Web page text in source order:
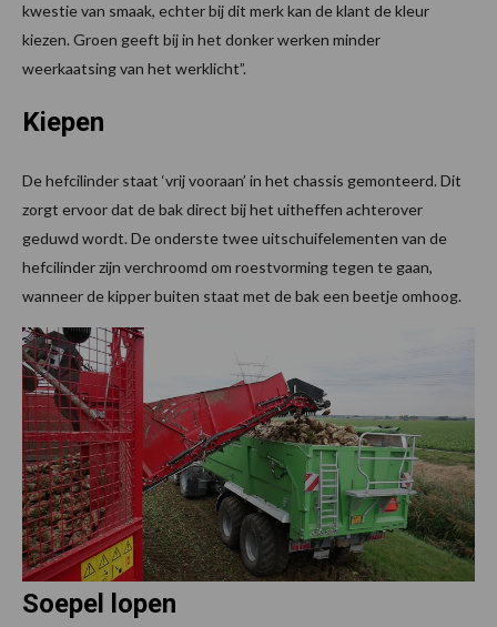
kwestie van smaak, echter bij dit merk kan de klant de kleur
kiezen. Groen geeft bij in het donker werken minder
weerkaatsing van het werklicht”.
Kiepen
De hefcilinder staat ‘vrij vooraan’ in het chassis gemonteerd. Dit
zorgt ervoor dat de bak direct bij het uitheffen achterover
geduwd wordt. De onderste twee uitschuifelementen van de
hefcilinder zijn verchroomd om roestvorming tegen te gaan,
wanneer de kipper buiten staat met de bak een beetje omhoog.
Soepel lopen